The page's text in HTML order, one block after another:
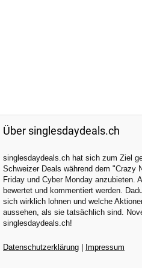
Über singlesdaydeals.ch
singlesdaydeals.ch hat sich zum Ziel
Schweizer Deals während dem "Crazy
Friday und Cyber Monday anzubieten.
bewertet und kommentiert werden.
sich wirklich lohnen und welche
aussehen, als sie tatsächlich sind.
singlesdaydeals.ch!
Datenschutzerklärung Impressum